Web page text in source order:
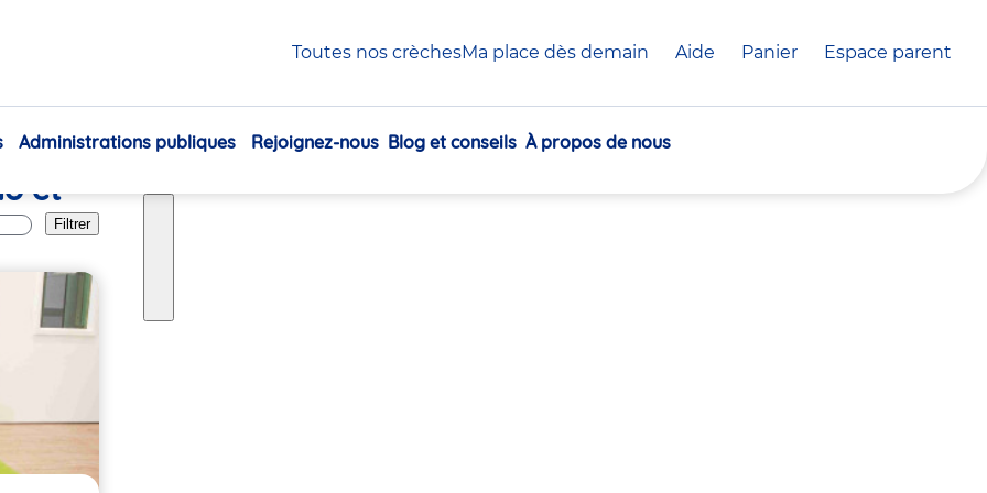
Toutes nos crèchesMa place dès demain Aide Panier crèche(s)
Espace parent
Navigation
Administrations publiques Rejoignez-nous Blog et conseils À propos de nous
Filtrer
et
30
30